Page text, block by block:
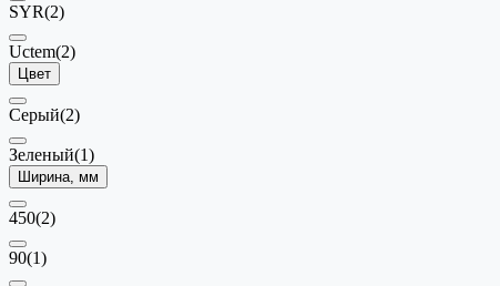
SYR(2)
Uctem(2)
Цвет
Серый(2)
Зеленый(1)
Ширина, мм
450(2)
90(1)